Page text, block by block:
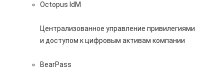
Octopus IdM
Централизованное управление привилегиями
и доступом к цифровым активам компании
BearPass